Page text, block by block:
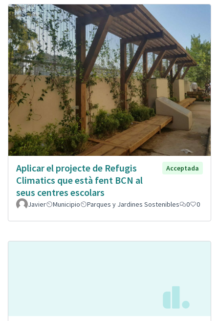
Aplicar el projecte de Refugis
Climatics que està fent BCN al
seus centres escolars
Acceptada
Javier Municipio Parques y Jardines Sostenibles 0 0